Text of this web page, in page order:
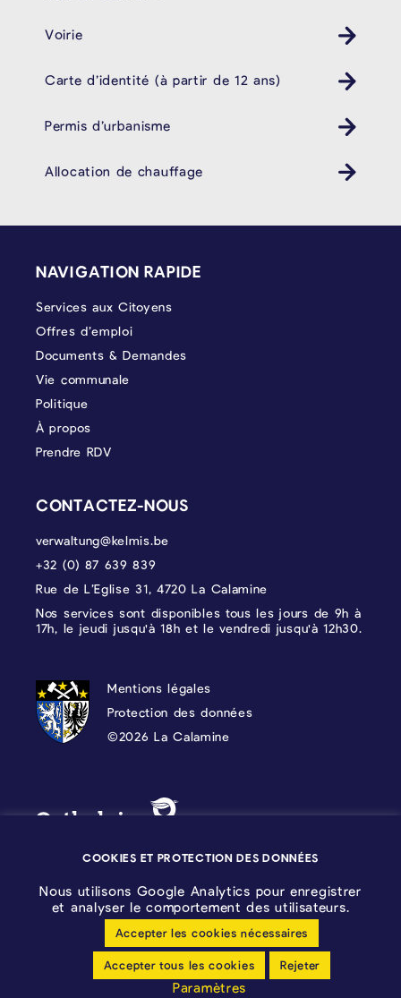
Voirie
Carte d’identité (à partir de 12 ans)
Permis d’urbanisme
Allocation de chauffage
NAVIGATION RAPIDE
Services aux Citoyens
Offres d’emploi
Documents & Demandes
Vie communale
Politique
À propos
Prendre RDV
CONTACTEZ-NOUS
verwaltung@kelmis.be
+32 (0) 87 639 839
Rue de L’Eglise 31, 4720 La Calamine
Nos services sont disponibles tous les jours de 9h à
17h, le jeudi jusqu'à 18h et le vendredi jusqu'à 12h30.
PROTECTION DES DONNÉES, MENTIONS
Mentions légales
Protection des données
©2026 La Calamine
Configuration des cookies
Déclaration sans barrières
COOKIES ET PROTECTION DES DONNÉES
Nous utilisons Google Analytics pour enregistrer
et analyser le comportement des utilisateurs.
Accepter les cookies nécessaires
Accepter tous les cookies Rejeter
Paramètres